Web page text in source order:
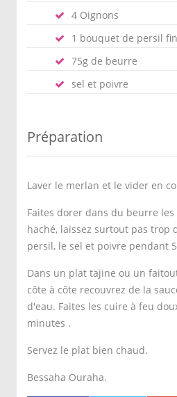
4 Oignons
1 bouquet de persil
75g de beurre
sel et poivre
Préparation
Laver le merlan et le vider en
Faites dorer dans du beurre
haché, laissez surtout pas trop
persil, le sel et poivre pendant
Dans un plat tajine ou un
côte à côte recouvrez de la
d'eau. Faites les cuire à feu
minutes .
Servez le plat bien chaud.
Bessaha Ouraha.